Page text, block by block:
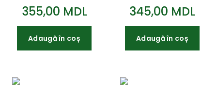
355,00 MDL
Adaugă în coș
345,00 MDL
Adaugă în coș